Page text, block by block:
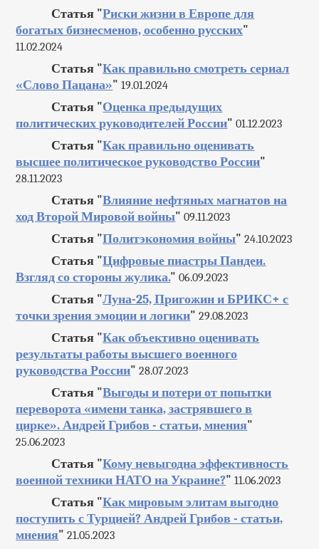
Статья "Риски жизни в Европе для
богатых бизнесменов, особенно русских"
11.02.2024
Статья "Как правильно смотреть сериал
«Слово Пацана»" 19.01.2024
Статья "Оценка предыдущих
политических руководителей России" 01.12.2023
Статья "Как правильно оценивать
высшее политическое руководство России"
28.11.2023
Статья "Влияние нефтяных магнатов на
ход Второй Мировой войны" 09.11.2023
Статья "Политэкономия войны" 24.10.2023
Статья "Цифровые пиастры Пандеи.
Взгляд со стороны жулика." 06.09.2023
Статья "Луна-25, Пригожин и БРИКС+ с
точки зрения эмоции и логики" 29.08.2023
Статья "Как объективно оценивать
результаты работы высшего военного
руководства России" 28.07.2023
Статья "Выгоды и потери от попытки
переворота «имени танка, застрявшего в
цирке». Андрей Грибов - статьи, мнения"
25.06.2023
Статья "Кому невыгодна эффективность
военной техники НАТО на Украине?" 11.06.2023
Статья "Как мировым элитам выгодно
поступить с Турцией? Андрей Грибов - статьи,
мнения" 21.05.2023